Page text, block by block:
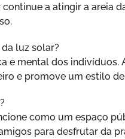
a atingir a areia
luz solar?
e mental dos
e promove um estilo
como um espaço
para desfrutar da